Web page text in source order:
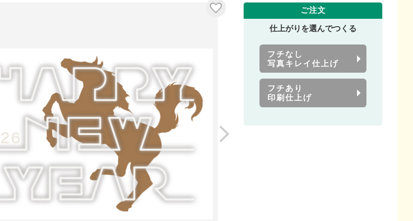
ご注文
仕上がりを選んでつくる
フチなし
写真キレイ仕上げ
フチあり
印刷仕上げ